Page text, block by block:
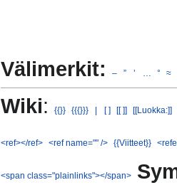
Välimerkit: – ” ’ ° ≈
Wiki: {{}} {{{}}} | [ ] [[ ]] [[Luokka:]]
<ref></ref> <ref name="" /> {{Viitteet}}
<span class="plainlinks"></span>